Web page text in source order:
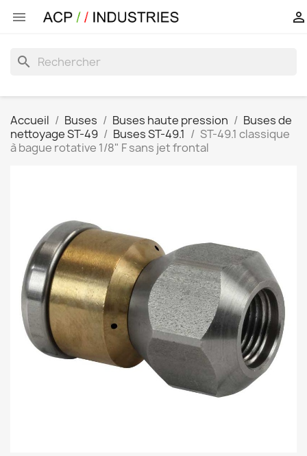
 
search
Accueil Buses Buses haute pression
Buses de
nettoyage ST-49
Buses ST-49.1
ST-49.1 classique
à bague rotative 1/8" F sans jet frontal